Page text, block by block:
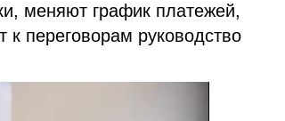
меняют график платежей,
переговорам руководство